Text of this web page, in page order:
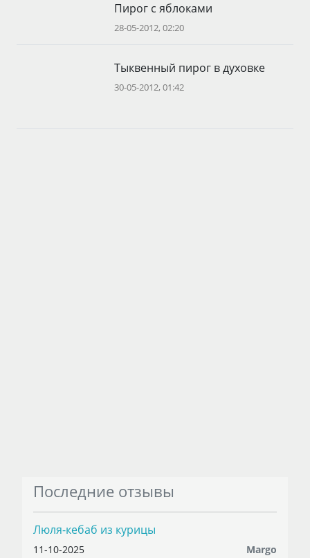
Пирог с яблоками
28-05-2012, 02:20
Тыквенный пирог в духовке
30-05-2012, 01:42
Последние отзывы
Люля-кебаб из курицы
11-10-2025
Margo